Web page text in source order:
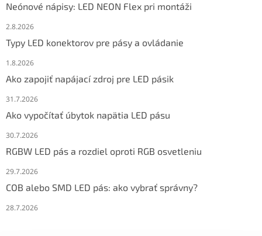
Neónové nápisy: LED NEON Flex pri montáži
2.8.2026
Typy LED konektorov pre pásy a ovládanie
1.8.2026
Ako zapojiť napájací zdroj pre LED pásik
31.7.2026
Ako vypočítať úbytok napätia LED pásu
30.7.2026
RGBW LED pás a rozdiel oproti RGB osvetleniu
29.7.2026
COB alebo SMD LED pás: ako vybrať správny?
28.7.2026